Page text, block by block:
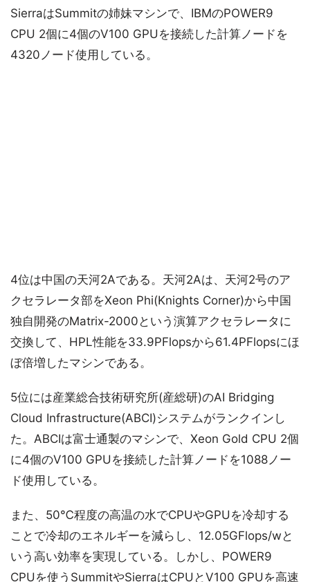
SierraはSummitの姉妹マシンで、IBMのPOWER9
CPU 2個に4個のV100 GPUを接続した計算ノードを
4320ノード使用している。
4位は中国の天河2Aである。天河2Aは、天河2号のア
クセラレータ部をXeon Phi(Knights Corner)から中国
独自開発のMatrix-2000という演算アクセラレータに
交換して、HPL性能を33.9PFlopsから61.4PFlopsにほ
ぼ倍増したマシンである。
5位には産業総合技術研究所(産総研)のAI Bridging
Cloud Infrastructure(ABCI)システムがランクインし
た。ABCIは富士通製のマシンで、Xeon Gold CPU 2個
に4個のV100 GPUを接続した計算ノードを1088ノー
ド使用している。
また、50℃程度の高温の水でCPUやGPUを冷却する
ことで冷却のエネルギーを減らし、12.05GFlops/wと
いう高い効率を実現している。しかし、POWER9
CPUを使うSummitやSierraはCPUとV100 GPUを高速